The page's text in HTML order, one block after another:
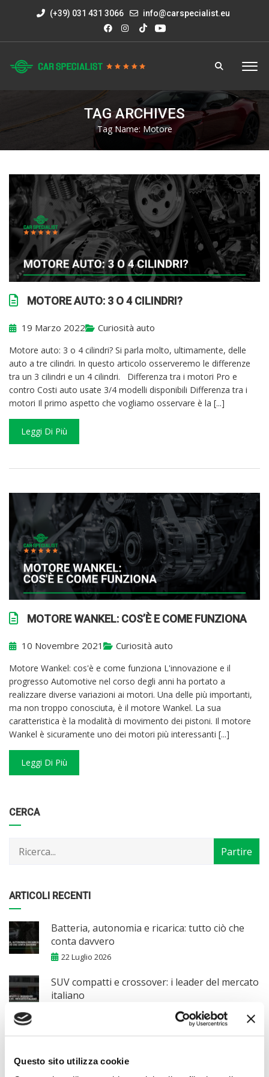
Questo sito utilizza cookie
(+39) 031 431 3066 info@carspecialist.eu
TAG ARCHIVES
Tag Name: Motore
MOTORE AUTO: 3 O 4 CILINDRI?
19 Marzo 2022 Curiosità auto
Motore auto: 3 o 4 cilindri? Si parla molto, ultimamente, delle
auto a tre cilindri. In questo articolo osserveremo le differenze
tra un 3 cilindri e un 4 cilindri. Differenza tra i motori Pro e
contro Costi auto usate 3/4 modelli disponibili Differenza tra i
motori Il primo aspetto che vogliamo osservare è la [...]
Leggi Di Più
MOTORE WANKEL: COS’È E COME FUNZIONA
10 Novembre 2021 Curiosità auto
Motore Wankel: cos'è e come funziona L'innovazione e il
progresso Automotive nel corso degli anni ha portato a
realizzare diverse variazioni ai motori. Una delle più importanti,
ma non troppo conosciuta, è il motore Wankel. La sua
caratteristica è la modalità di movimento dei pistoni. Il motore
Wankel è sicuramente uno dei motori più interessanti [...]
Leggi Di Più
CERCA
ARTICOLI RECENTI
Batteria, autonomia e ricarica: tutto ciò che
conta davvero
22 Luglio 2026
SUV compatti e crossover: i leader del mercato
italiano
Crossover compatti: la soluzione per famiglie
8 Luglio 2026
Categorie
Articoli
per